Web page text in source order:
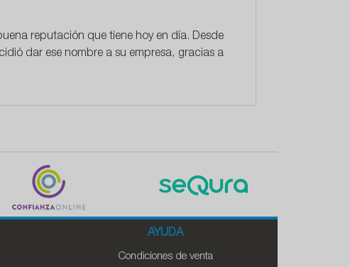
reputación que tiene hoy en día. Desde
dar ese nombre a su empresa, gracias a
AYUDA
Condiciones de venta